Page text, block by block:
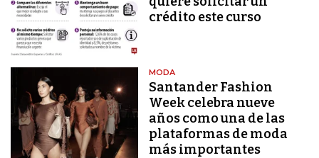
crédito este curso
MODA
Santander Fashion
Week celebra nueve
años como una de las
plataformas de moda
más importantes